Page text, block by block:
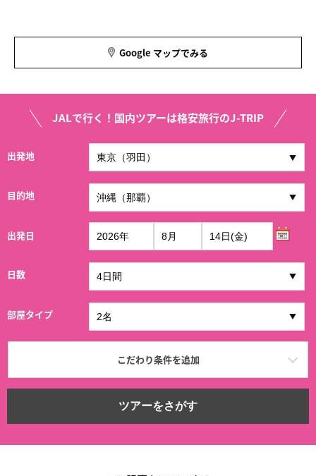
Google マップでみる
JALで行く！国内ツアーは格安旅行のJ-TRIP
出発地
目的地
出発日
日数
部屋タイプ
こだわり条件を追加
ツアーをさがす